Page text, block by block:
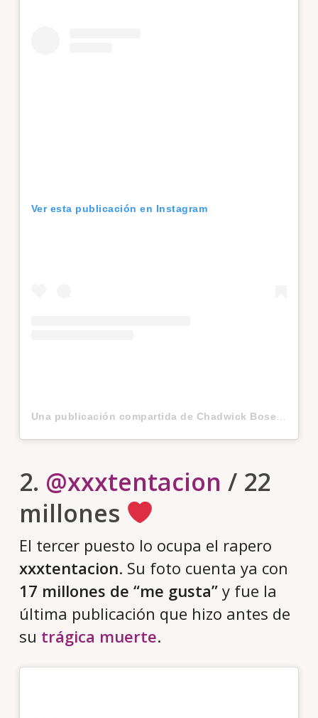
Ver esta publicación en Instagram
2. @xxxtentacion / 22
millones
El tercer puesto lo ocupa el rapero
xxxtentacion. Su foto cuenta ya con
17 millones de “me gusta”y fue la
última publicación que hizo antes de
su trágica muerte.